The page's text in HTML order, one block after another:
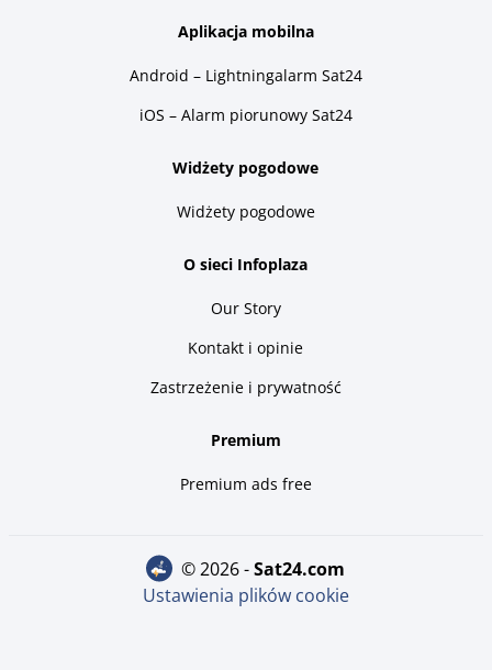
Aplikacja mobilna
Android – Lightningalarm Sat24
iOS – Alarm piorunowy Sat24
Widżety pogodowe
Widżety pogodowe
O sieci Infoplaza
Our Story
Kontakt i opinie
Zastrzeżenie i prywatność
Premium
Premium ads free
© 2026 - sat24.com
Ustawienia plików cookie